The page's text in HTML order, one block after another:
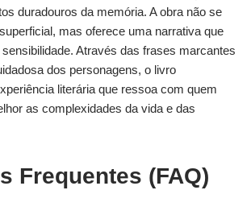
duradouros da memória. A obra não se
mas oferece uma narrativa que
Através das frases marcantes
dos personagens, o livro
literária que ressoa com quem
as complexidades da vida e das
Frequentes (FAQ)